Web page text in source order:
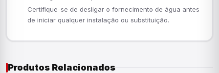
Certifique-se de desligar o fornecimento de água antes
de iniciar qualquer instalação ou substituição.
Produtos Relacionados